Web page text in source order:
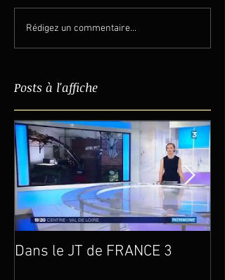
Rédigez un commentaire...
Posts à l'affiche
Dans le JT de FRANCE 3